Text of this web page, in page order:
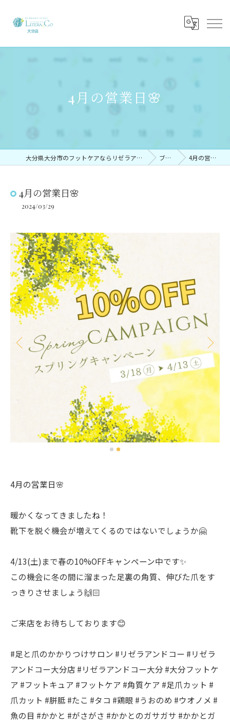
4月の営業日🌸
大分県大分市のフットケアならリゼラアンドコー大分店 ブログ 4月の営業日🌸
4月の営業日🌸
2024/03/29
4月の営業日🌸
暖かくなってきましたね！
靴下を脱ぐ機会が増えてくるのではないでしょうか🤗
4/13(土)まで春の10%OFFキャンペーン中です✨
この機会に冬の間に溜まった足裏の角質、伸びた爪をす
っきりさせましょう🙌🏻
ご来店をお待ちしております😊
#足と爪のかかりつけサロン #リゼラアンドコー #リゼラ
アンドコー大分店 #リゼラアンドコー大分 #大分フットケ
ア #フットキュア #フットケア #角質ケア #足爪カット #
爪カット #胼胝 #たこ #タコ #鶏眼 #うおのめ #ウオノメ #
魚の目 #かかと #がさがさ #かかとのガサガサ #かかとガ